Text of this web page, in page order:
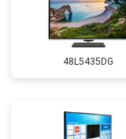
48L5435DG